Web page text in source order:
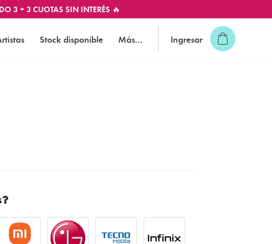
3 + 3 CUOTAS SIN INTERÉS 🔥
Stock disponible Más... Ingresar